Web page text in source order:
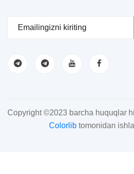
Copyright ©2023 barcha huquqlar
Colorlibtomonidan